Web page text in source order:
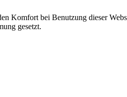
Komfort bei Benutzung dieser
gesetzt.